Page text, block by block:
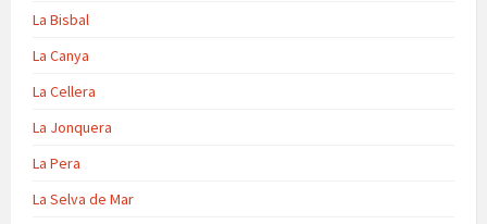
La Bisbal
La Canya
La Cellera
La Jonquera
La Pera
La Selva de Mar